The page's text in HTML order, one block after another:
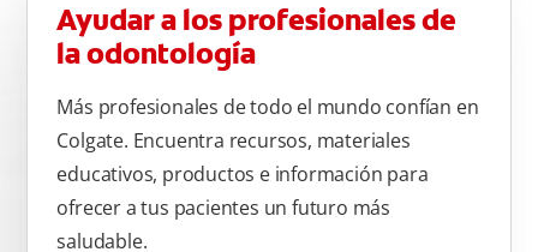
Ayudar a los profesionales de
la odontología
Más profesionales de todo el mundo confían en
Colgate. Encuentra recursos, materiales
educativos, productos e información para
ofrecer a tus pacientes un futuro más
saludable.